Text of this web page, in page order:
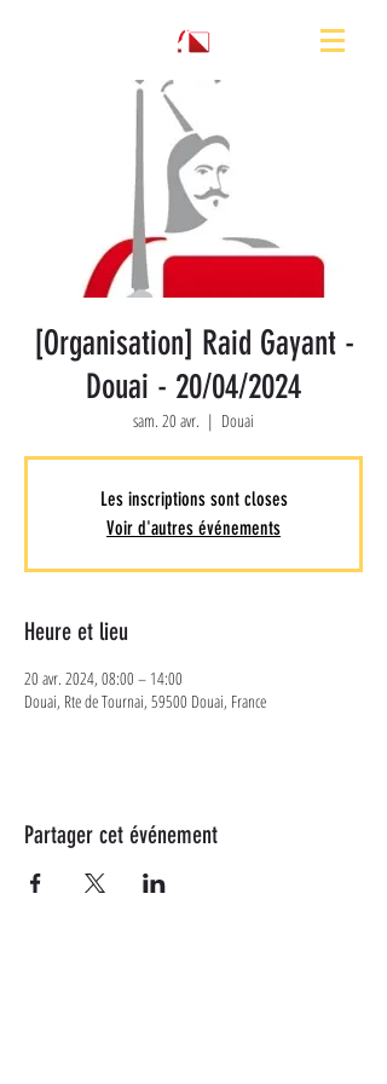
[Organisation] Raid Gayant -
Douai - 20/04/2024
sam. 20 avr.
  |
Douai
Les inscriptions sont closes
Voir d'autres événements
Heure et lieu
20 avr. 2024, 08:00 – 14:00
Douai, Rte de Tournai, 59500 Douai, France
Partager cet événement